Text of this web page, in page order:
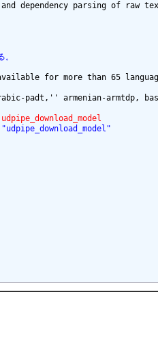
dependency parsing of
for more than 65
padt,'' armenian-